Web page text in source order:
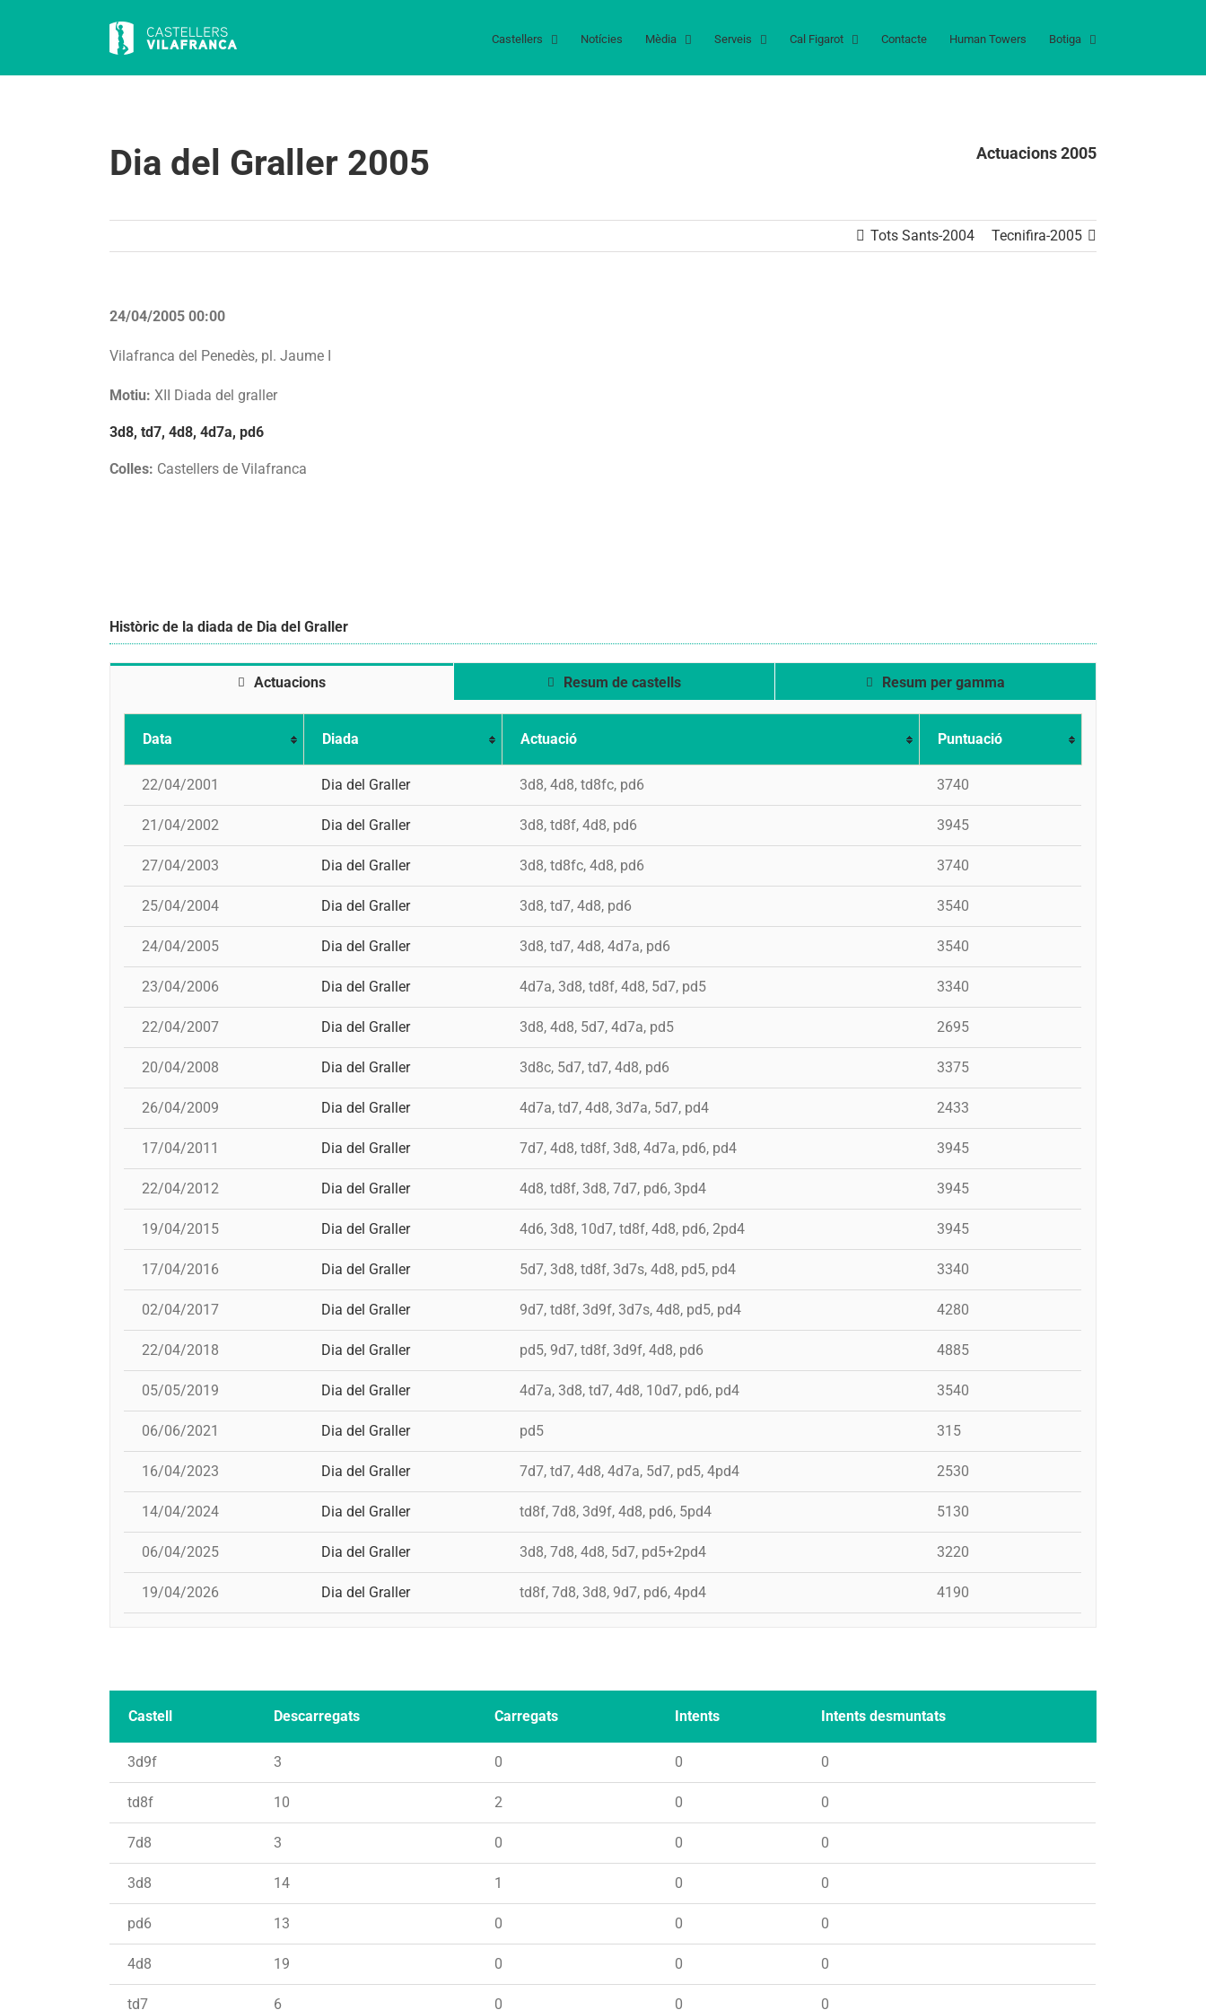
Castellers Notícies Mèdia Serveis Cal Figarot Contacte Human Towers Botiga
Dia del Graller 2005 Actuacions 2005
Tots Sants-2004 Tecnifira-2005
24/04/2005 00:00
Vilafranca del Penedès, pl. Jaume I
Motiu: XII Diada del graller
3d8, td7, 4d8, 4d7a, pd6
Colles: Castellers de Vilafranca
Històric de la diada de Dia del Graller
Actuacions Resum de castells Resum per gamma
Data Diada Actuació Puntuació
22/04/2001 Dia del Graller 3d8, 4d8, td8fc, pd6 3740
21/04/2002 Dia del Graller 3d8, td8f, 4d8, pd6 3945
27/04/2003 Dia del Graller 3d8, td8fc, 4d8, pd6 3740
25/04/2004 Dia del Graller 3d8, td7, 4d8, pd6 3540
24/04/2005 Dia del Graller 3d8, td7, 4d8, 4d7a, pd6 3540
23/04/2006 Dia del Graller 4d7a, 3d8, td8f, 4d8, 5d7, pd5 3340
22/04/2007 Dia del Graller 3d8, 4d8, 5d7, 4d7a, pd5 2695
20/04/2008 Dia del Graller 3d8c, 5d7, td7, 4d8, pd6 3375
26/04/2009 Dia del Graller 4d7a, td7, 4d8, 3d7a, 5d7, pd4 2433
17/04/2011 Dia del Graller 7d7, 4d8, td8f, 3d8, 4d7a, pd6, pd4 3945
22/04/2012 Dia del Graller 4d8, td8f, 3d8, 7d7, pd6, 3pd4 3945
19/04/2015 Dia del Graller 4d6, 3d8, 10d7, td8f, 4d8, pd6, 2pd4 3945
17/04/2016 Dia del Graller 5d7, 3d8, td8f, 3d7s, 4d8, pd5, pd4 3340
02/04/2017 Dia del Graller 9d7, td8f, 3d9f, 3d7s, 4d8, pd5, pd4 4280
22/04/2018 Dia del Graller pd5, 9d7, td8f, 3d9f, 4d8, pd6 4885
05/05/2019 Dia del Graller 4d7a, 3d8, td7, 4d8, 10d7, pd6, pd4 3540
06/06/2021 Dia del Graller pd5 315
16/04/2023 Dia del Graller 7d7, td7, 4d8, 4d7a, 5d7, pd5, 4pd4 2530
14/04/2024 Dia del Graller td8f, 7d8, 3d9f, 4d8, pd6, 5pd4 5130
06/04/2025 Dia del Graller 3d8, 7d8, 4d8, 5d7, pd5+2pd4 3220
19/04/2026 Dia del Graller td8f, 7d8, 3d8, 9d7, pd6, 4pd4 4190
Castell Descarregats Carregats Intents Intents desmuntats
3d9f 3 0 0 0
td8f 10 2 0 0
7d8 3 0 0 0
3d8 14 1 0 0
pd6 13 0 0 0
4d8 19 0 0 0
td7 6 0 0 0